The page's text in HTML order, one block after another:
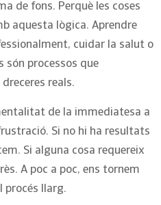
de fons. Perquè les coses
aquesta lògica. Aprendre
cuidar la salut o
són processos que
reals.
de la immediatesa a
Si no hi ha resultats
Si alguna cosa requereix
A poc a poc, ens tornem
procés llarg.